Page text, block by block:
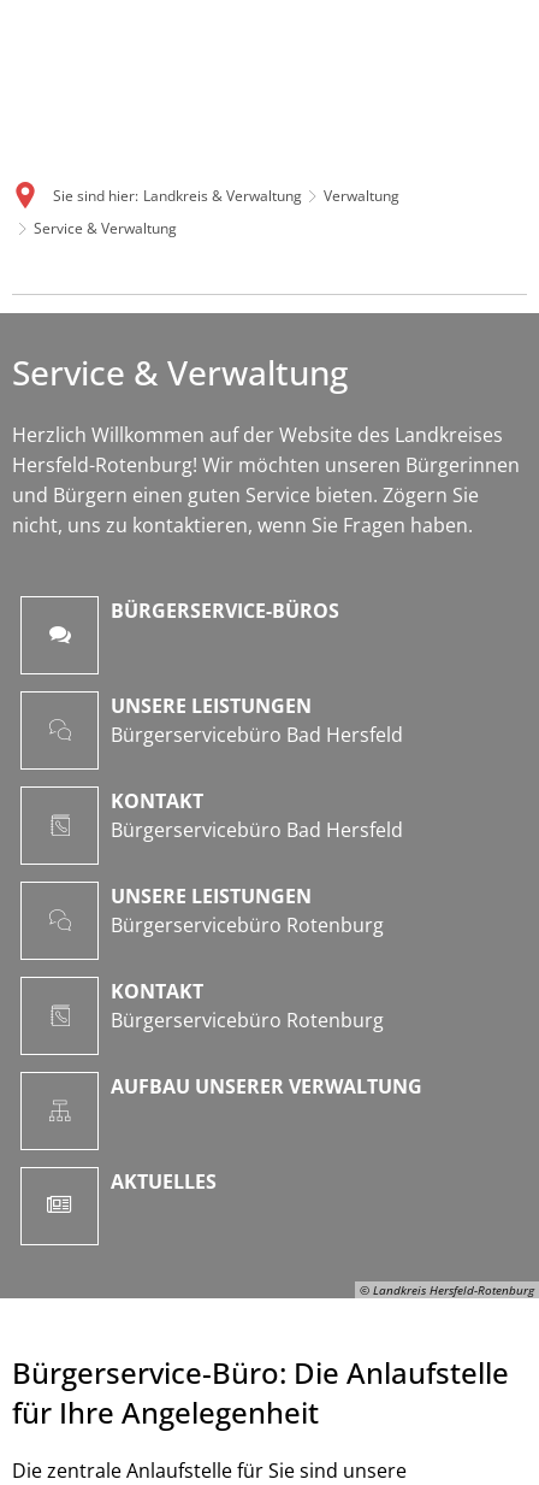
Sie sind hier: Landkreis & Verwaltung
Verwaltung
Service & Verwaltung
Service
Verwaltung
© Landkreis Hersfeld-Rotenburg
Service & Verwaltung
Herzlich Willkommen auf der Website des Landkreises
Hersfeld-Rotenburg! Wir möchten unseren Bürgerinnen
und Bürgern einen guten Service bieten. Zögern Sie
nicht, uns zu kontaktieren, wenn Sie Fragen haben.
BÜRGERSERVICE-BÜROS
UNSERE LEISTUNGEN
Bürgerservicebüro Bad Hersfeld
KONTAKT
Bürgerservicebüro Bad Hersfeld
UNSERE LEISTUNGEN
Bürgerservicebüro Rotenburg
KONTAKT
Bürgerservicebüro Rotenburg
AUFBAU UNSERER VERWALTUNG
AKTUELLES
Bürgerservice-Büro: Die Anlaufstelle
für Ihre Angelegenheit
Die zentrale Anlaufstelle für Sie sind unsere